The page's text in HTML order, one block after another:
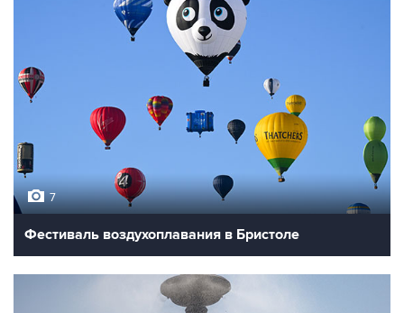
7
Фестиваль воздухоплавания в Бристоле